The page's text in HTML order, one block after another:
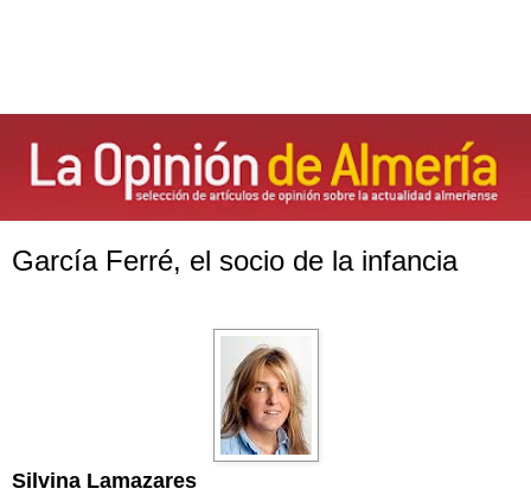
García Ferré, el socio de la infancia
Silvina Lamazares